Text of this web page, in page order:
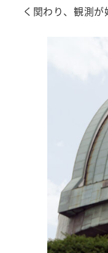
く関わり、観測